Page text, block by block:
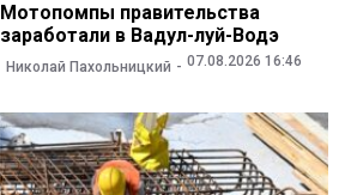
Мотопомпы правительства
заработали в Вадул-луй-Водэ
Николай Пахольницкий 07.08.2026 16:46